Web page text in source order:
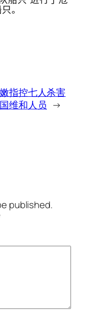
。
指控七人杀害
维和人员 →
published.